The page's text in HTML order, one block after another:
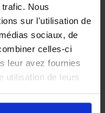
Nous
sur l'utilisation de
sociaux, de
celles-ci
leur avez fournies
utilisation de leurs
acceptez